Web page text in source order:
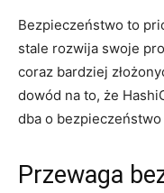
Bezpieczeństwo to
stale rozwija swoje
‌coraz bardziej
dowód na⁢ to, że
dba o
Przewaga